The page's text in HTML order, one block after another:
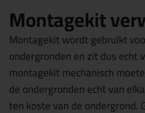
Montagekit
Montagekit wordt gebruikt
ondergronden en zit dus echt
montagekit mechanisch
de ondergronden echt van
ten koste van de ondergrond.